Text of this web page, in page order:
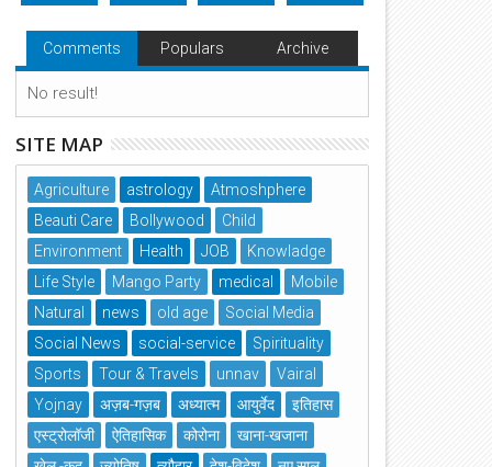
Comments Populars Archive
No result!
SITE MAP
Agriculture astrology
Atmoshphere
Beauti Care
Bollywood
Child
Environment
Health JOB
Knowladge
Life Style
Mango Party medical
Mobile
Natural
news old age
Social Media
Social News
social-service
Spirituality
Sports
Tour & Travels unnav
Vairal
Yojnay
अज़ब-गज़ब अध्यात्म आयुर्वेद
इतिहास
एस्ट्रोलॉजी
ऐतिहासिक कोरोना
खाना-खजाना